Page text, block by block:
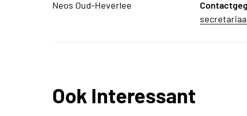
Neos Oud-Heverlee
Ook Interessant